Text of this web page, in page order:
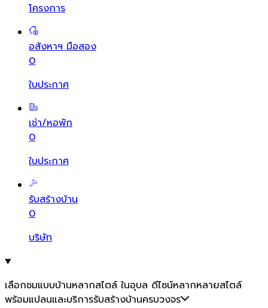
โครงการ
อสังหาฯ มือสอง
0
ใบประกาศ
เช่า/หอพัก
0
ใบประกาศ
รับสร้างบ้าน
0
บริษัท
เลือกชมแบบบ้านหลากสไตล์ ในอุบล ดีไซน์หลากหลายสไตล์
พร้อมแปลนและบริการรับสร้างบ้านครบวงจร